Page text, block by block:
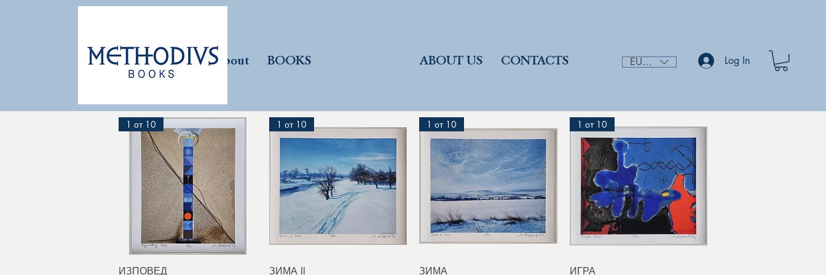
About BOOKS ABOUT US CONTACTS EUR (€) Log In
Quick View
1 от 10
ИЗПОВЕД
1 от 10
ЗИМА II
1 от 10
ЗИМА
1 от 10
ИГРА